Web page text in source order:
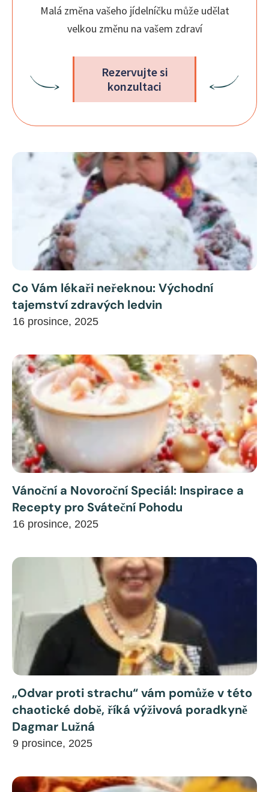
Malá změna vašeho jídelníčku může udělat
velkou změnu na vašem zdraví
Rezervujte si
konzultaci
Co Vám lékaři neřeknou: Východní
tajemství zdravých ledvin
16 prosince, 2025
Vánoční a Novoroční Speciál: Inspirace a
Recepty pro Sváteční Pohodu
16 prosince, 2025
„Odvar proti strachu“ vám pomůže v této
chaotické době, říká výživová poradkyně
Dagmar Lužná
9 prosince, 2025